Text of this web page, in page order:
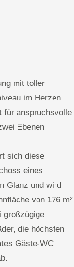
mit toller
im Herzen
für anspruchsvolle
Ebenen
sich diese
eines
Glanz und wird
von 176 m²
großzügige
die höchsten
Gäste-WC